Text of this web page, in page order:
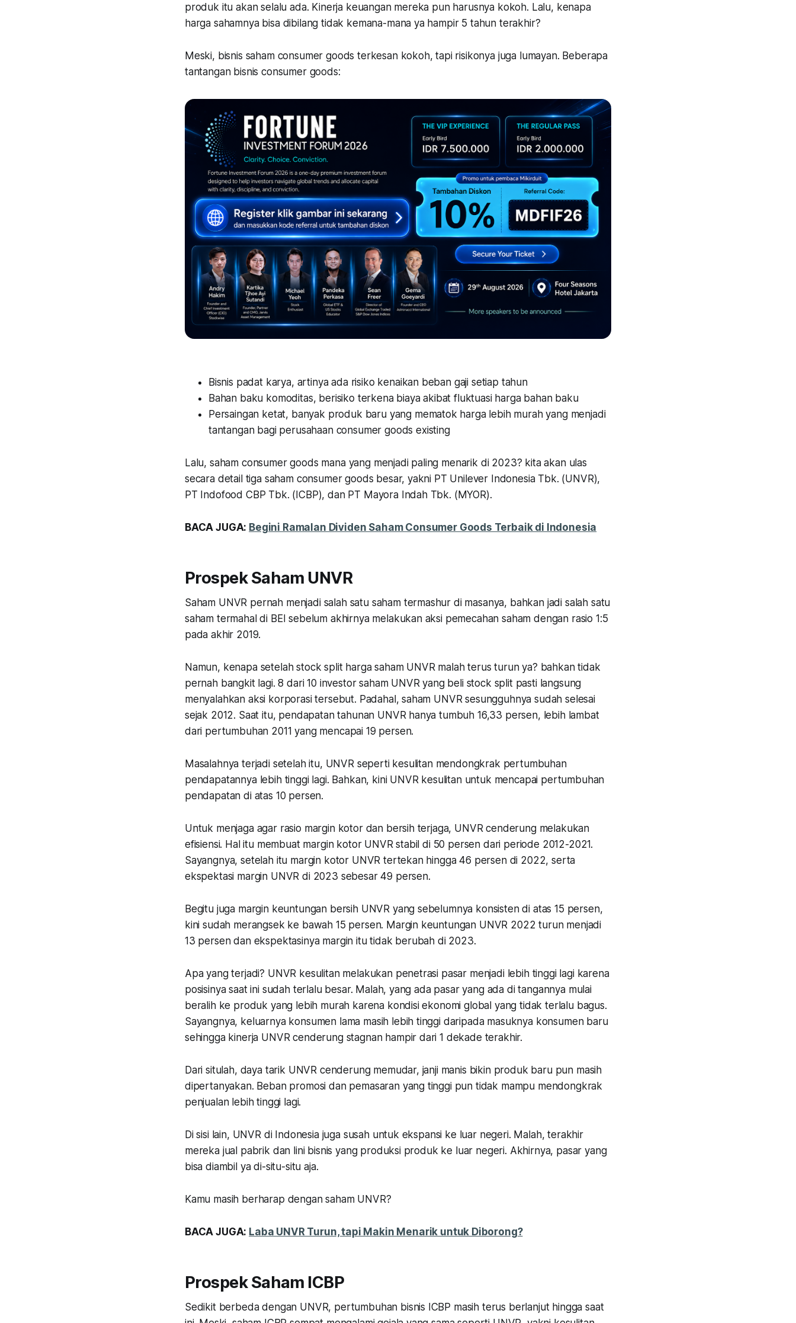
produk itu akan selalu ada. Kinerja keuangan mereka pun harusnya kokoh. Lalu, kenapa
harga sahamnya bisa dibilang tidak kemana-mana ya hampir 5 tahun terakhir?
Meski, bisnis saham consumer goods terkesan kokoh, tapi risikonya juga lumayan. Beberapa
tantangan bisnis consumer goods:
Bisnis padat karya, artinya ada risiko kenaikan beban gaji setiap tahun
Bahan baku komoditas, berisiko terkena biaya akibat fluktuasi harga bahan baku
Persaingan ketat, banyak produk baru yang mematok harga lebih murah yang menjadi
tantangan bagi perusahaan consumer goodsexisting
Lalu, saham consumer goods mana yang menjadi paling menarik di 2023? kita akan ulas
secara detail tiga saham consumer goods besar, yakni PT Unilever Indonesia Tbk. (UNVR),
PT Indofood CBP Tbk. (ICBP), dan PT Mayora Indah Tbk. (MYOR).
BACA JUGA: Begini Ramalan Dividen Saham Consumer Goods Terbaik di Indonesia
Prospek Saham UNVR
Saham UNVR pernah menjadi salah satu saham termashur di masanya, bahkan jadi salah satu
saham termahal di BEI sebelum akhirnya melakukan aksi pemecahan saham dengan rasio 1:5
pada akhir 2019.
Namun, kenapa setelah stock split harga saham UNVR malah terus turun ya? bahkan tidak
pernah bangkit lagi. 8 dari 10 investor saham UNVR yang beli stock split pasti langsung
menyalahkan aksi korporasi tersebut. Padahal, saham UNVR sesungguhnya sudah selesai
sejak 2012. Saat itu, pendapatan tahunan UNVR hanya tumbuh 16,33 persen, lebih lambat
dari pertumbuhan 2011 yang mencapai 19 persen.
Masalahnya terjadi setelah itu, UNVR seperti kesulitan mendongkrak pertumbuhan
pendapatannya lebih tinggi lagi. Bahkan, kini UNVR kesulitan untuk mencapai pertumbuhan
pendapatan di atas 10 persen.
Untuk menjaga agar rasio margin kotor dan bersih terjaga, UNVR cenderung melakukan
efisiensi. Hal itu membuat margin kotor UNVR stabil di 50 persen dari periode 2012-2021.
Sayangnya, setelah itu margin kotor UNVR tertekan hingga 46 persen di 2022, serta
ekspektasi margin UNVR di 2023 sebesar 49 persen.
Begitu juga margin keuntungan bersih UNVR yang sebelumnya konsisten di atas 15 persen,
kini sudah merangsek ke bawah 15 persen. Margin keuntungan UNVR 2022 turun menjadi
13 persen dan ekspektasinya margin itu tidak berubah di 2023.
Apa yang terjadi? UNVR kesulitan melakukan penetrasi pasar menjadi lebih tinggi lagi karena
posisinya saat ini sudah terlalu besar. Malah, yang ada pasar yang ada di tangannya mulai
beralih ke produk yang lebih murah karena kondisi ekonomi global yang tidak terlalu bagus.
Sayangnya, keluarnya konsumen lama masih lebih tinggi daripada masuknya konsumen baru
sehingga kinerja UNVR cenderung stagnan hampir dari 1 dekade terakhir.
Dari situlah, daya tarik UNVR cenderung memudar, janji manis bikin produk baru pun masih
dipertanyakan. Beban promosi dan pemasaran yang tinggi pun tidak mampu mendongkrak
penjualan lebih tinggi lagi.
Di sisi lain, UNVR di Indonesia juga susah untuk ekspansi ke luar negeri. Malah, terakhir
mereka jual pabrik dan lini bisnis yang produksi produk ke luar negeri. Akhirnya, pasar yang
bisa diambil ya di-situ-situ aja.
Kamu masih berharap dengan saham UNVR?
BACA JUGA: Laba UNVR Turun, tapi Makin Menarik untuk Diborong?
Prospek Saham ICBP
Sedikit berbeda dengan UNVR, pertumbuhan bisnis ICBP masih terus berlanjut hingga saat